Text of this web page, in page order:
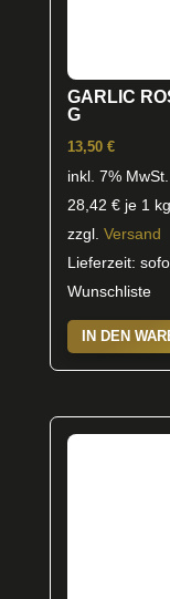
GARLIC
G
13,50 €
inkl. 7% MwSt.
28,42 €je 1 kg
zzgl. Versand
Lieferzeit:
Wunschliste
IN DEN